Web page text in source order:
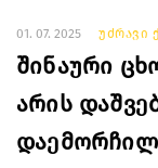
01. 07. 2025 უძრავი
შინაური
არის